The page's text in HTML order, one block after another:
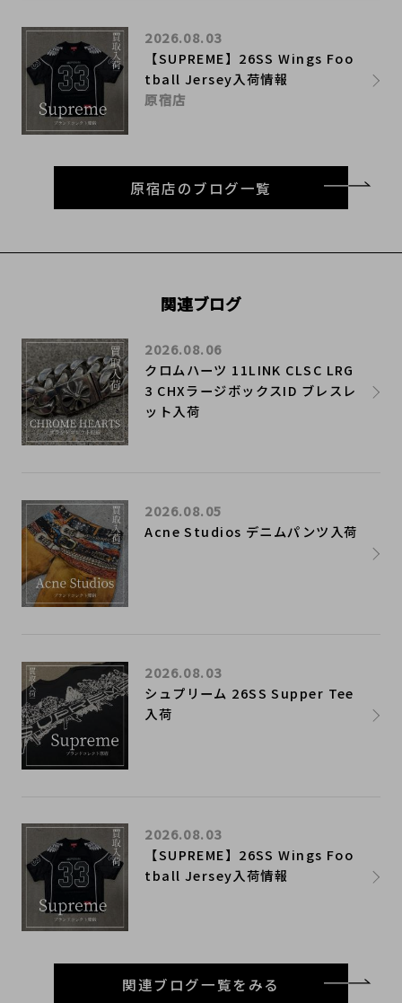
【SUPREME】26SS Wings Foo
tball Jersey入荷情報
2026.08.03
原宿店
原宿店のブログ一覧
関連ブログ
クロムハーツ 11LINK CLSC LRG
3 CHXラージボックスID ブレスレ
ット入荷
2026.08.06
Acne Studios デニムパンツ入荷
2026.08.05
シュプリーム 26SS Supper Tee
入荷
2026.08.03
【SUPREME】26SS Wings Foo
tball Jersey入荷情報
2026.08.03
関連ブログ一覧をみる